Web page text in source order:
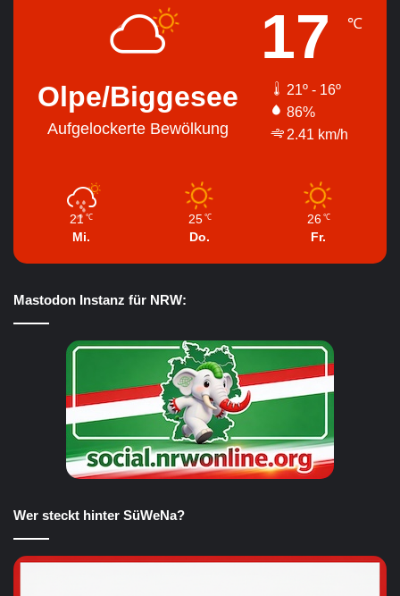
Olpe/Biggesee
Aufgelockerte Bewölkung
17 ℃
21º - 16º
86%
2.41 km/h
21 ℃
Mi.
25 ℃
Do.
26 ℃
Fr.
Mastodon Instanz für NRW:
Wer steckt hinter SüWeNa?